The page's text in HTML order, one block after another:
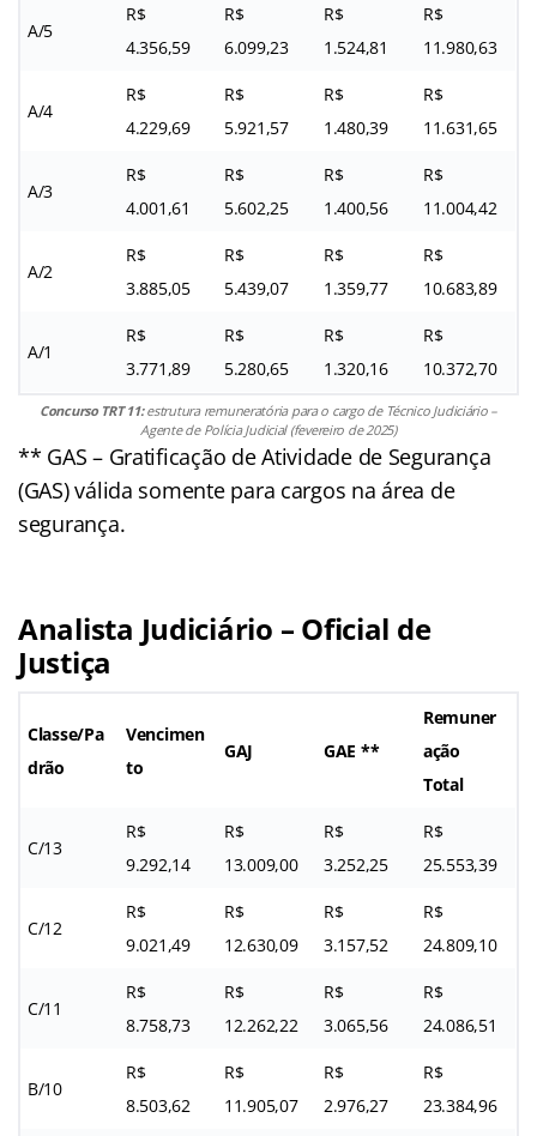
A/5
R$
4.356,59
R$
6.099,23
R$
1.524,81
R$
11.980,63
A/4
R$
4.229,69
R$
5.921,57
R$
1.480,39
R$
11.631,65
A/3
R$
4.001,61
R$
5.602,25
R$
1.400,56
R$
11.004,42
A/2
R$
3.885,05
R$
5.439,07
R$
1.359,77
R$
10.683,89
A/1
R$
3.771,89
R$
5.280,65
R$
1.320,16
R$
10.372,70
Concurso TRT 11:estrutura remuneratória para o cargo de Técnico Judiciário –
Agente de Polícia Judicial (fevereiro de 2025)
** GAS – Gratificação de Atividade de Segurança
(GAS) válida somente para cargos na área de
segurança.
Analista Judiciário – Oficial de
Justiça
Classe/Pa
drão
Vencimen
to
GAJ GAE **
Remuner
ação
Total
C/13
R$
9.292,14
R$
13.009,00
R$
3.252,25
R$
25.553,39
C/12
R$
9.021,49
R$
12.630,09
R$
3.157,52
R$
24.809,10
C/11
R$
8.758,73
R$
12.262,22
R$
3.065,56
R$
24.086,51
B/10
R$
8.503,62
R$
11.905,07
R$
2.976,27
R$
23.384,96